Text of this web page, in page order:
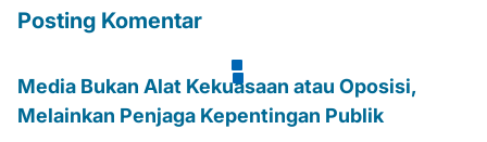
Posting Komentar
Media Bukan Alat Kekuasaan atau Oposisi,
Melainkan Penjaga Kepentingan Publik